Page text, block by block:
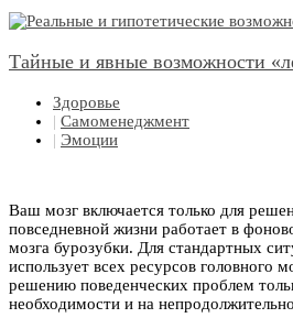
Тайные и явные возможности
Здоровье
| Самоменеджмент
| Эмоции
Ваш мозг включается только для
повседневной жизни работает в
мозга бурозубки. Для стандартных
использует всех ресурсов головного
решению поведенческих проблем
необходимости и на